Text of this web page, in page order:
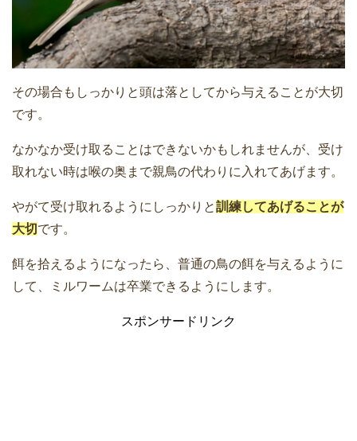
その場合もしっかりと頭は落としてから与えることが大切
です。
なかなか受け取ることはできないかもしれませんが、受け
取れない時は喉の奥まで親鳥の代わりに入れてあげます。
やがて受け取れるようにしっかりと訓練してあげることが
大切 です。
餌を拾えるようになったら、普通の鳥の餌を与えるように
して、ミルワームは卒業できるようにします。
スポンサードリンク